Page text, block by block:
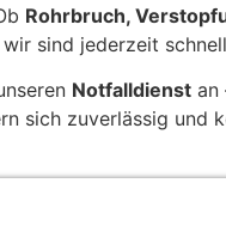
Rohrbruch,
wir sind jederzeit
Notfalldienst an
sich zuverlässig und